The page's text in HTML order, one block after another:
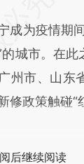
为疫情期间
的城市。在此
州市、山东
修政策触碰“
后继续阅读